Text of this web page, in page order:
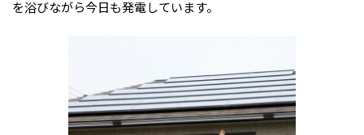
を浴びながら今日も発電しています。